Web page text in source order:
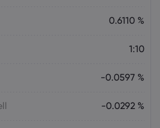
Policy Risk
0.6110 %
1:10
-0.0597 %
-0.0292 %